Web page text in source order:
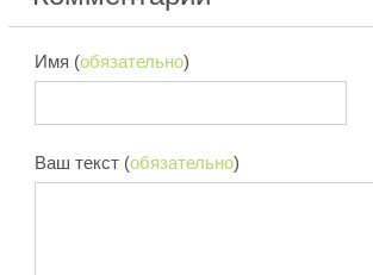
Имя (обязательно)
Ваш текст (обязательно)